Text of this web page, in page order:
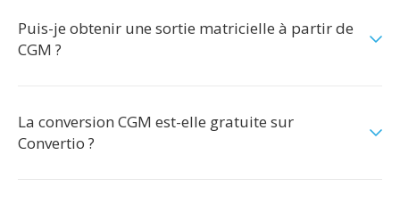
Puis-je obtenir une sortie matricielle à partir de
CGM ?
La conversion CGM est-elle gratuite sur
Convertio ?